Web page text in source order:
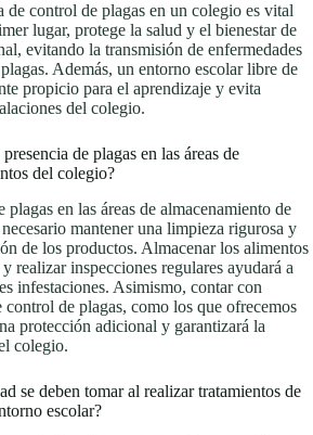
de control de plagas en un colegio es vital
lugar, protege la salud y el bienestar de
evitando la transmisión de enfermedades
Además, un entorno escolar libre de
propicio para el aprendizaje y evita
del colegio.
de plagas en las áreas de
del colegio?
plagas en las áreas de almacenamiento de
mantener una limpieza rigurosa y
de los productos. Almacenar los alimentos
realizar inspecciones regulares ayudará a
infestaciones. Asimismo, contar con
de plagas, como los que ofrecemos
protección adicional y garantizará la
colegio.
se deben tomar al realizar tratamientos de
escolar?